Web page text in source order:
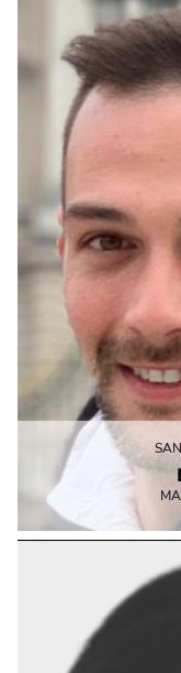
Con lui anche un